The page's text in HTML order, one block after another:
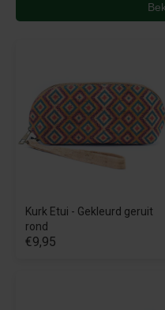
Kurk Etui - Gekleurd geruit
rond
€9,95